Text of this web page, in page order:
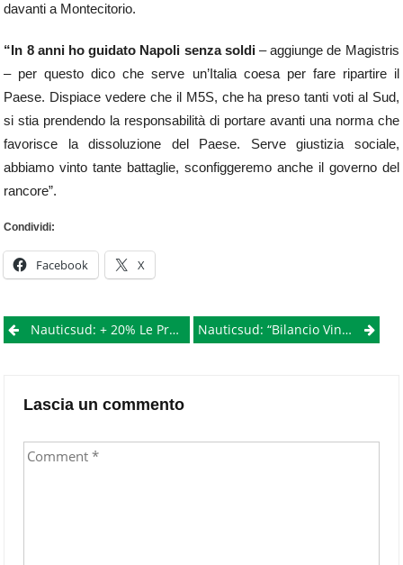
davanti a Montecitorio.
“In 8 anni ho guidato Napoli senza soldi– aggiunge de Magistris
– per questo dico che serve un’Italia coesa per fare ripartire il
Paese. Dispiace vedere che il M5S, che ha preso tanti voti al Sud,
si stia prendendo la responsabilità di portare avanti una norma che
favorisce la dissoluzione del Paese. Serve giustizia sociale,
abbiamo vinto tante battaglie, sconfiggeremo anche il governo del
rancore”.
Condividi:
Facebook X
PostNauticsud: + 20% Le Presenze Nel Weekend Di Apertura Nauticsud: “Bilancio Vincente, Ora Andiamo A Mare”
Lascia un commento